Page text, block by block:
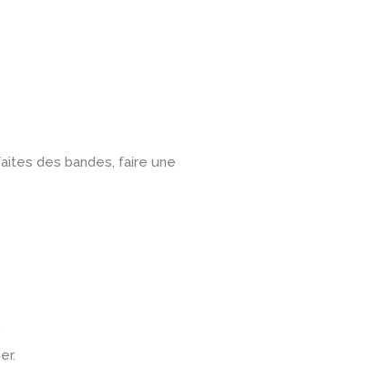
des bandes, faire une